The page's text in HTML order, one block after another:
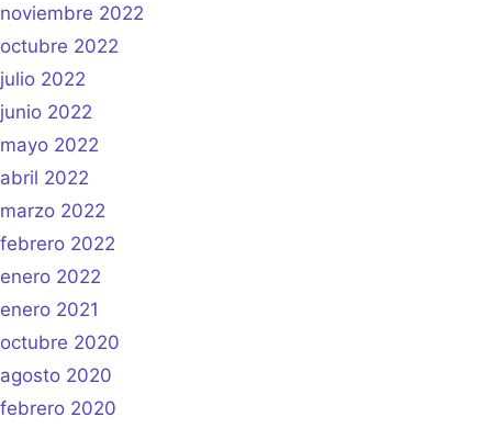
noviembre 2022
octubre 2022
julio 2022
junio 2022
mayo 2022
abril 2022
marzo 2022
febrero 2022
enero 2022
enero 2021
octubre 2020
agosto 2020
febrero 2020